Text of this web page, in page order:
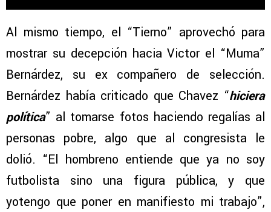
Al mismo tiempo, el “Tierno” aprovechó para
mostrar su decepción hacia Victor el “Muma”
Bernárdez, su ex compañero de selección.
Bernárdez había criticado que Chavez “hiciera
política” al tomarse fotos haciendo regalías al
personas pobre, algo que al congresista le
dolió. “El hombreno entiende que ya no soy
futbolista sino una figura pública, y que
yotengo que poner en manifiesto mi trabajo”,